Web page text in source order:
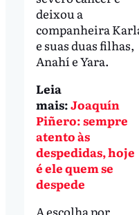
deixou a
companheira
e suas duas filhas,
Anahí e Yara.
Leia
mais:Joaquín
Piñero: sempre
atento às
despedidas, hoje
é ele quem se
despede
A escolha por